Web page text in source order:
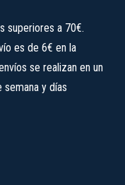
superiores a 70€.
es de 6€ en la
se realizan en un
y días